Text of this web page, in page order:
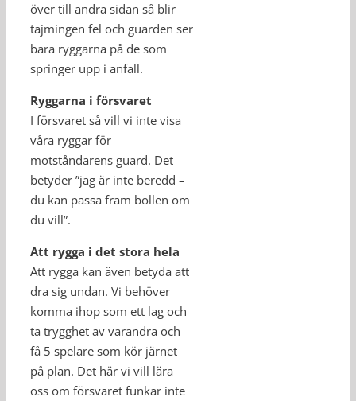
över till andra sidan så blir
tajmingen fel och guarden ser
bara ryggarna på de som
springer upp i anfall.
Ryggarna i försvaret
I försvaret så vill vi inte visa
våra ryggar för
motståndarens guard. Det
betyder ”jag är inte beredd –
du kan passa fram bollen om
du vill”.
Att rygga i det stora hela
Att rygga kan även betyda att
dra sig undan. Vi behöver
komma ihop som ett lag och
ta trygghet av varandra och
få 5 spelare som kör järnet
på plan. Det här vi vill lära
oss om försvaret funkar inte